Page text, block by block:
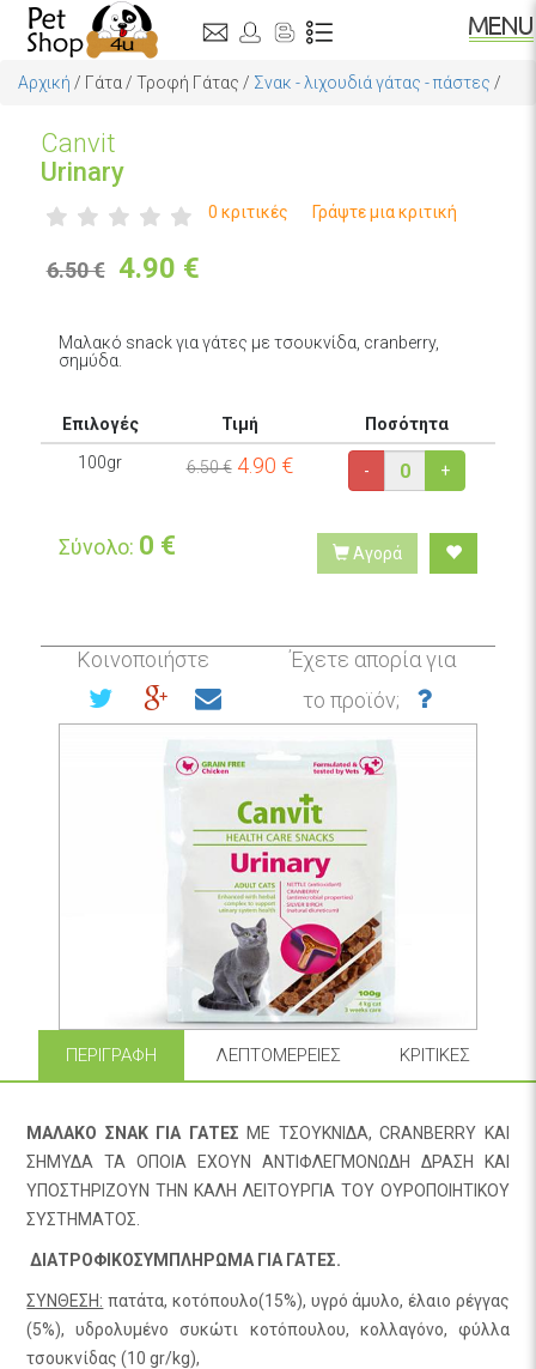
Αρχική / Γάτα / Τροφή Γάτας / Σνακ - λιχουδιά γάτας - πάστες /
Canvit
Urinary
0 κριτικές Γράψτε μια κριτική
6.50 € 4.90 €
Μαλακό snack για γάτες με τσουκνίδα, cranberry,
σημύδα.
Επιλογές Τιμή
Ποσότητα
100gr
6.50 € 4.90 € - +
Σύνολο: 0 € Αγορά
Κοινοποιήστε
Έχετε απορία για
το προϊόν;
ΠΕΡΙΓΡΑΦΉ ΛΕΠΤΟΜΈΡΕΙΕΣ ΚΡΙΤΙΚΈΣ
ΜΑΛΑΚΟ ΣΝΑΚ ΓΙΑ ΓΑΤΕΣ ΜΕ ΤΣΟΥΚΝΙΔΑ, CRANBERRY ΚΑΙ
ΣΗΜΥΔΑ ΤΑ ΟΠΟΙΑ ΕΧΟΥΝ ΑΝΤΙΦΛΕΓΜΟΝΩΔΗ ΔΡΑΣΗ ΚΑΙ
ΥΠΟΣΤΗΡΙΖΟΥΝ ΤΗΝ ΚΑΛΗ ΛΕΙΤΟΥΡΓΙΑ ΤΟΥ ΟΥΡΟΠΟΙΗΤΙΚΟΥ
ΣΥΣΤΗΜΑΤΟΣ.
ΔΙΑΤΡΟΦΙΚΟΣΥΜΠΛΗΡΩΜΑ ΓΙΑ ΓΑΤΕΣ.
ΣΥΝΘΕΣΗ: πατάτα, κοτόπουλο(15%), υγρό άμυλο, έλαιο ρέγγας
(5%), υδρολυμένο συκώτι κοτόπουλου, κολλαγόνο, φύλλα
τσουκνίδας (10 gr/kg),